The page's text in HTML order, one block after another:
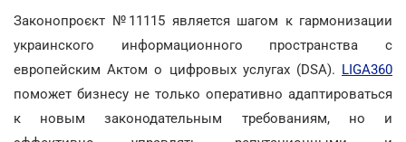
Законопроєкт №11115 является шагом к гармонизации
украинского информационного пространства с
европейским Актом о цифровых услугах (DSA). LIGA360
поможет бизнесу не только оперативно адаптироваться
к новым законодательным требованиям, но и